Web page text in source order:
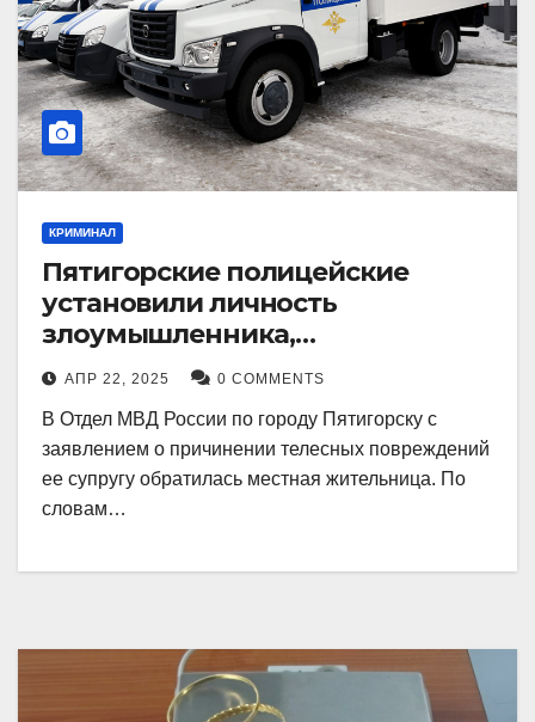
КРИМИНАЛ
Пятигорские полицейские
установили личность
злоумышленника,
причинившего телесные
повреждения местному жителю
АПР 22, 2025 0 COMMENTS
В Отдел МВД России по городу Пятигорску с
заявлением о причинении телесных повреждений
ее супругу обратилась местная жительница. По
словам…